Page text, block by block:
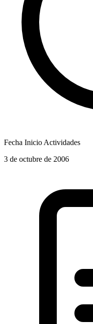
Fecha Inicio Actividades
3 de octubre de 2006